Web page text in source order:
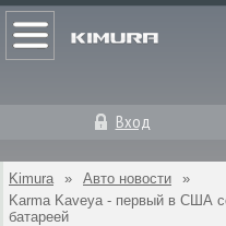
Вход
Kimura » Авто новости
»
Karma Kaveya - первый в США
батареей